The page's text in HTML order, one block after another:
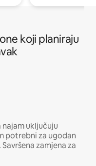
koji planiraju
uključuju
potrebni za ugodan
zamjena za